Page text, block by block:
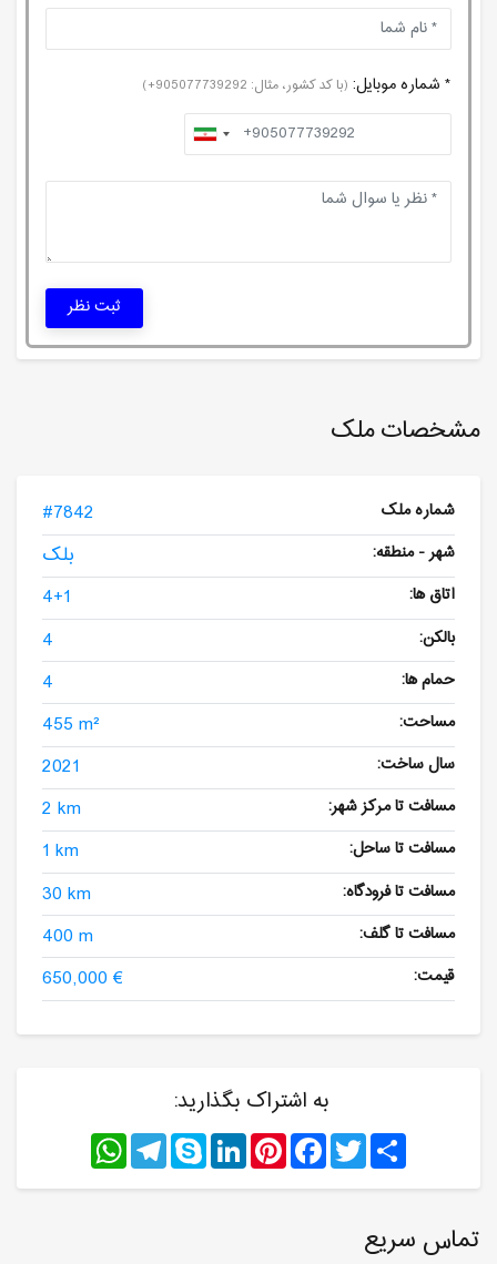
مشخصات ملک
شماره ملک #7842
شهر - منطقه: بلک
اتاق ها: 4+1
بالکن: 4
حمام ها: 4
مساحت: 455 m²
سال ساخت: 2021
مسافت تا مرکز شهر: 2 km
مسافت تا ساحل: 1 km
مسافت تا فرودگاه: 30 km
مسافت تا گلف: 400 m
قیمت: 650,000 €
به اشتراک بگذارید:
Share
Twitter
Facebook
Pinterest
LinkedIn
Skype
Telegram
WhatsApp
تماس سریع
* شماره موبایل: (با کد کشور، مثال: 905077739292+)
ثبت نظر